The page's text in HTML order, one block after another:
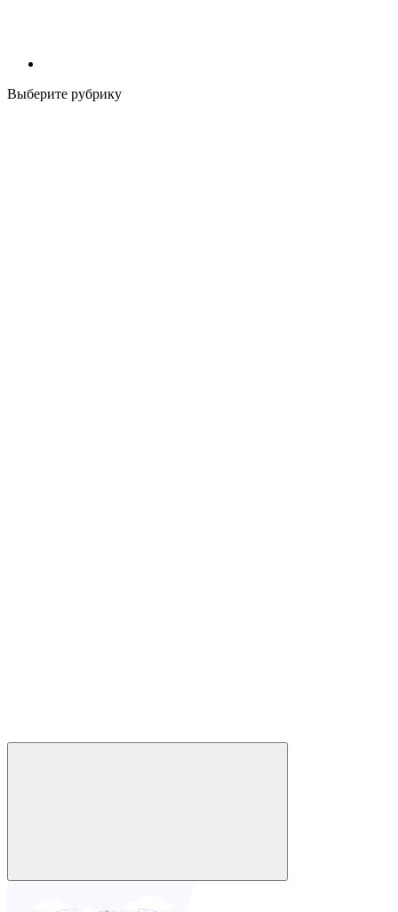
Выберите рубрику